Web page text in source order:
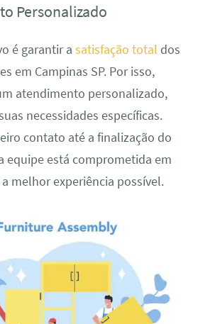
Personalizado
é garantir a satisfação total dos
em Campinas SP. Por isso,
atendimento personalizado,
necessidades específicas.
contato até a finalização do
equipe está comprometida em
melhor experiência possível.